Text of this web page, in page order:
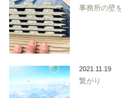
事務所の壁
2021.11.19
繋がり